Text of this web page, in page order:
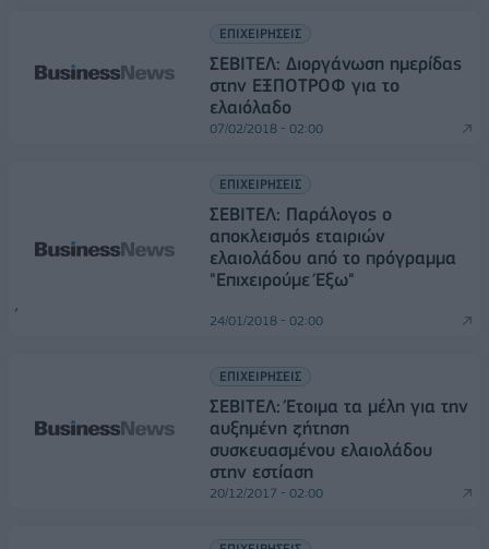
ΕΠΙΧΕΙΡΗΣΕΙΣ
ΣΕΒΙΤΕΛ: Διοργάνωση ημερίδας
στην ΕΞΠΟΤΡΟΦ για το
ελαιόλαδο
07/02/2018 - 02:00
ΕΠΙΧΕΙΡΗΣΕΙΣ
ΣΕΒΙΤΕΛ: Παράλογος ο
αποκλεισμός εταιριών
ελαιολάδου από το πρόγραμμα
"Επιχειρούμε Έξω"
24/01/2018 - 02:00
ΕΠΙΧΕΙΡΗΣΕΙΣ
ΣΕΒΙΤΕΛ: Έτοιμα τα μέλη για την
αυξημένη ζήτηση
συσκευασμένου ελαιολάδου
στην εστίαση
20/12/2017 - 02:00